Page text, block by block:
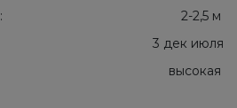
2-2,5 м
3 дек июля
высокая